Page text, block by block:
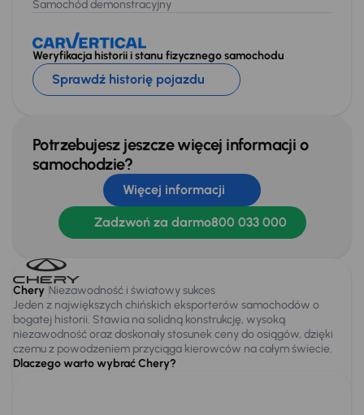
Samochód demonstracyjny
Weryfikacja historii i stanu fizycznego samochodu
Sprawdź historię pojazdu
Potrzebujesz jeszcze więcej informacji o
samochodzie?
Więcej informacji
Zadzwoń za darmo800 033 000
Chery Niezawodność i światowy sukces
Jeden z największych chińskich eksporterów samochodów o
bogatej historii. Stawia na solidną konstrukcję, wysoką
niezawodność oraz doskonały stosunek ceny do osiągów, dzięki
czemu z powodzeniem przyciąga kierowców na całym świecie.
Dlaczego warto wybrać Chery?